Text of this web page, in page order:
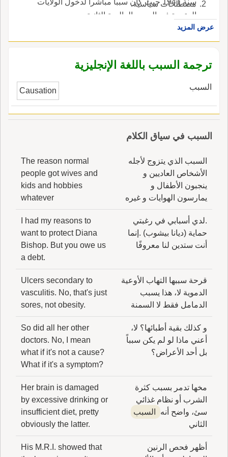
المتحدة في الحرب العالمية الثانية.
مصطلحات سياسية.
عرض المزيد
ترجمة السبب باللغة الإنجليزية
السبب Causation
السبب في سياق الكلام
السبب الذي يتزوج لأجله
الأشخاص العاديين و
ينجبون الأطفال و
يمارسون الهوايات و غيره
The reason normal
people got wives and
kids and hobbies
whatever
.لدي أسبابي في رغبتي
حماية (ديانا بيشوب) .إنما
أنت ستدين لنا معروفًا
I had my reasons to
want to protect Diana
Bishop. But you owe us
a debt.
قرحة سببها التهاب الأوعية
الدموية لا، هذا يسبب
الدمامل فقط لا السمنة
Ulcers secondary to
vasculitis. No, that's just
sores, not obesity.
و كذلك بقية أطبائها؟ لا،
أعني ماذا لو لم يكن سبباً
بل أحد الأعراض؟
So did all her other
doctors. No, I mean
what if it's not a cause?
What if it's a symptom?
مخها تدمر بسبب كثرة
الشرب أو نظام غذائي
سئ، واضح أنه
السبب
الثاني
Her brain is damaged
by excessive drinking or
insufficient diet, pretty
obviously the latter.
أظهر فحص الرنين
His M.R.I. showed that